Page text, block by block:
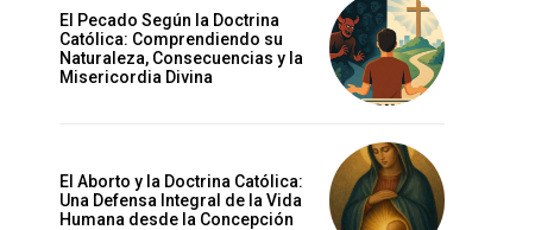
El Pecado Según la Doctrina
Católica: Comprendiendo su
Naturaleza, Consecuencias y la
Misericordia Divina
El Aborto y la Doctrina Católica:
Una Defensa Integral de la Vida
Humana desde la Concepción